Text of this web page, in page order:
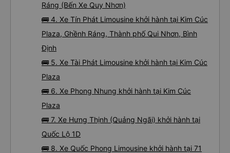
Ráng (Bến Xe Quy Nhơn)
🚌 4. Xe Tín Phát Limousine khởi hành tại Kim Cúc
Plaza, Ghềnh Ráng, Thành phố Qui Nhơn, Bình
Định
🚌 5. Xe Tài Phát Limousine khởi hành tại Kim Cúc
Plaza
🚌 6. Xe Phong Nhung khởi hành tại Kim Cúc
Plaza
🚌 7. Xe Hưng Thịnh (Quảng Ngãi) khởi hành tại
Quốc Lộ 1D
🚌 8. Xe Quốc Phong Limousine khởi hành tại 71